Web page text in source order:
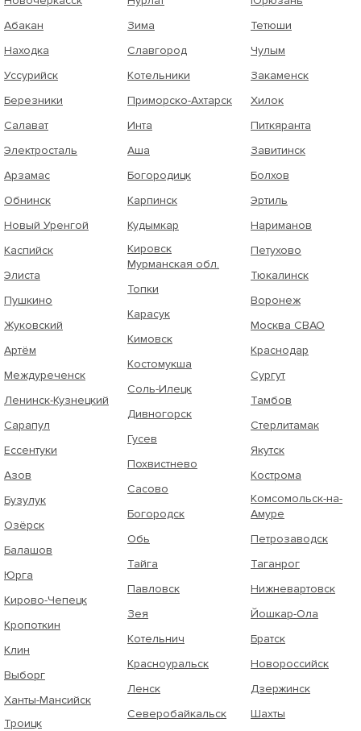
Абакан
Находка
Уссурийск
Березники
Салават
Электросталь
Арзамас
Обнинск
Новый Уренгой
Каспийск
Элиста
Пушкино
Жуковский
Артём
Междуреченск
Ленинск-Кузнецкий
Сарапул
Ессентуки
Азов
Бузулук
Озёрск
Балашов
Юрга
Кирово-Чепецк
Кропоткин
Клин
Выборг
Ханты-Мансийск
Троицк
Зима
Славгород
Котельники
Приморско-Ахтарск
Инта
Аша
Богородицк
Карпинск
Кудымкар
Кировск
Мурманская обл.
Топки
Карасук
Кимовск
Костомукша
Соль-Илецк
Дивногорск
Гусев
Похвистнево
Сасово
Богородск
Обь
Тайга
Павловск
Зея
Котельнич
Красноуральск
Ленск
Северобайкальск
Тетюши
Чулым
Закаменск
Хилок
Питкяранта
Завитинск
Болхов
Эртиль
Нариманов
Петухово
Тюкалинск
Воронеж
Москва СВАО
Краснодар
Сургут
Тамбов
Стерлитамак
Якутск
Кострома
Комсомольск-на-
Амуре
Петрозаводск
Таганрог
Нижневартовск
Йошкар-Ола
Братск
Новороссийск
Дзержинск
Шахты